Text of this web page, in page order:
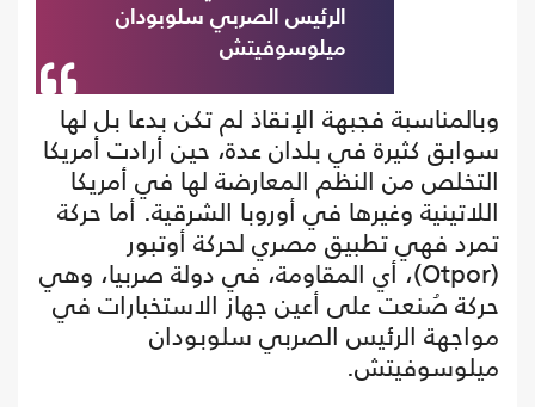
الرئيس الصربي سلوبودان
ميلوسوفيتش
وبالمناسبة فجبهة الإنقاذ لم تكن بدعا بل لها
سوابق كثيرة في بلدان عدة، حين أرادت أمريكا
التخلص من النظم المعارضة لها في أمريكا
اللاتينية وغيرها في أوروبا الشرقية. أما حركة
تمرد فهي تطبيق مصري لحركة أوتبور
(Otpor)، أي المقاومة، في دولة صربيا، وهي
حركة صُنعت على أعين جهاز الاستخبارات في
مواجهة الرئيس الصربي سلوبودان
ميلوسوفيتش.